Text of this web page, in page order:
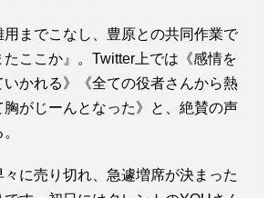
までこなし、豊原との共同作業で
ここか』。Twitter上では《感情を
いかれる》《全ての役者さんから熱
胸がじーんとなった》と、絶賛の声
々に売り切れ、急遽増席が決まった